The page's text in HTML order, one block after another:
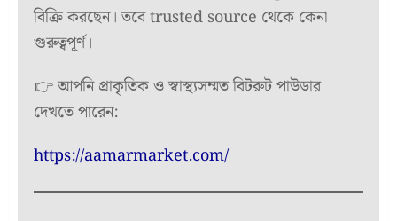
বিক্রি করছেন। তবে trusted source থেকে কেনা
গুরুত্বপূর্ণ।
👉 আপনি প্রাকৃতিক ও স্বাস্থ্যসম্মত বিটরুট পাউডার
দেখতে পারেন:
https://aamarmarket.com/